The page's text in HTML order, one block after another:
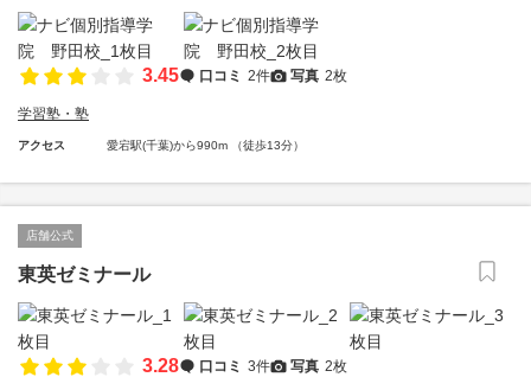
3.45 口コミ 2件 写真 2枚
学習塾・塾
アクセス 愛宕駅(千葉)から990m （徒歩13分）
店舗公式
東英ゼミナール
3.28 口コミ 3件 写真 2枚